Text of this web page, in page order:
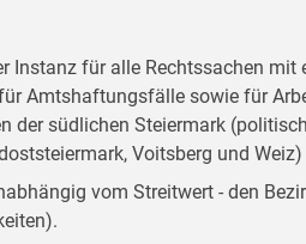
für alle Rechtssachen mit
Amtshaftungsfälle sowie für
der südlichen Steiermark
Voitsberg und
vom Streitwert - den